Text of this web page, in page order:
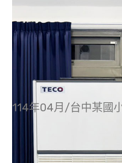
114年04月/台中某國